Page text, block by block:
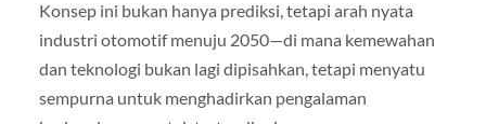
Konsep ini bukan hanya prediksi, tetapi arah nyata
industri otomotif menuju 2050—di mana kemewahan
dan teknologi bukan lagi dipisahkan, tetapi menyatu
sempurna untuk menghadirkan pengalaman